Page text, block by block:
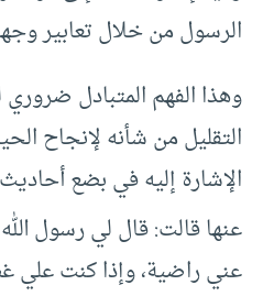
الرسول من خلال تعابير
وهذا الفهم المتبادل
التقليل من شأنه لإنجاح
الإشارة إليه في بضع
عنها قالت: قال لي رسول الله
عني راضية، وإذا كنت